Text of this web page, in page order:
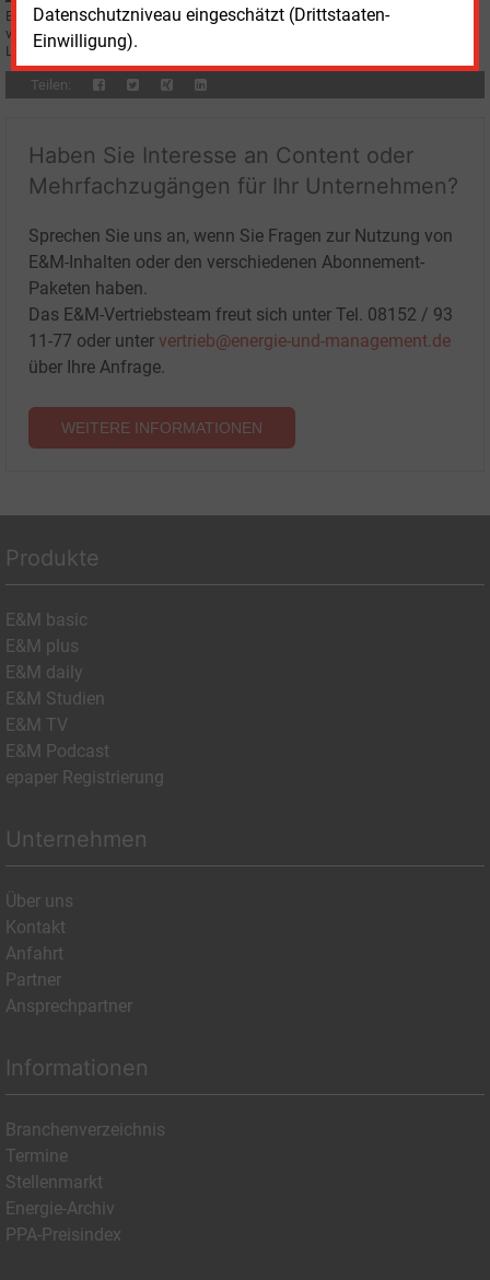
Datenschutzniveau eingeschätzt (Drittstaaten-
Einwilligung).
Eine Forschungskooperation in Nordrhein-Westfalen soll die Energiewende
voranbringen. Schwerpunkt ist die Suche nach innovativen, digitalen
Lösungen.
Teilen:
Haben Sie Interesse an Content oder
Mehrfachzugängen für Ihr Unternehmen?
Sprechen Sie uns an, wenn Sie Fragen zur Nutzung von
E&M-Inhalten oder den verschiedenen Abonnement-
Paketen haben.
Das E&M-Vertriebsteam freut sich unter Tel. 08152 / 93
11-77 oder unter vertrieb@energie-und-management.de
über Ihre Anfrage.
WEITERE INFORMATIONEN
Produkte
E&M basic
E&M plus
E&M daily
E&M Studien
E&M TV
E&M Podcast
epaper Registrierung
Unternehmen
Über uns
Kontakt
Anfahrt
Partner
Ansprechpartner
Informationen
Branchenverzeichnis
Termine
Stellenmarkt
Energie-Archiv
PPA-Preisindex